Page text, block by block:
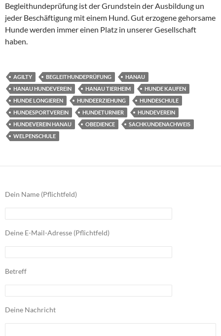
Begleithundeprüfung ist der Grundstein der Ausbildung un
jeder Beschäftigung mit einem Hund. Gut erzogene gehorsame
Hunde werden immer einen Platz in unserer Gesellschaft
haben.
AGILTY BEGLEITHUNDEPRÜFUNG
HANAU
HANAU HUNDEVEREIN
HANAU TIERHEIM
HUNDE KAUFEN
HUNDE LONGIEREN
HUNDEERZIEHUNG
HUNDESCHULE
HUNDESPORTVEREIN
HUNDETURNIER
HUNDEVEREIN
HUNDEVEREIN HANAU
OBEDIENCE
SACHKUNDENACHWEIS
WELPENSCHULE
Dein Name (Pflichtfeld)
Deine E-Mail-Adresse (Pflichtfeld)
Betreff
Deine Nachricht